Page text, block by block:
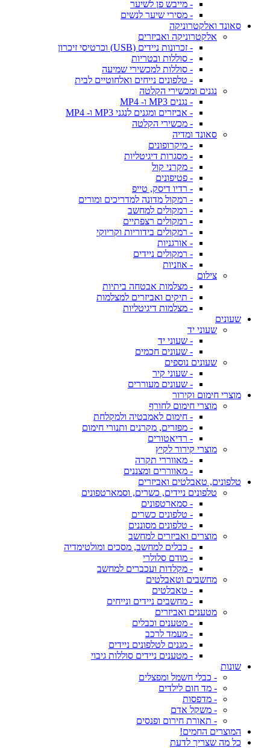
- מייבש פן לשיער
- מסירי שיער לנשים
סאונד ואלקטרוניקה
אלקטרוניקה ואביזרים
- זכרונות ניידים (USB) וכרטיסי זיכרון
- סוללות ובטריות
- סוללות למכשירי שמיעה
- טלפונים נייחים ואלחוטיים לבית
נגנים ומכשירי הקלטה
- נגנים MP3 ו- MP4
- אביזרים ומגנים לנגני MP3 ו- MP4
- מכשירי הקלטה
סאונד ומדיה
- מיקרופונים
- מסגרות דיגיטליות
- מקרני קול
- פטיפונים
- רדיו דיסק, טייפ
- רמקול מדונה למדריכים ומורים
- רמקולים למחשב
- רמקולים רצפתיים
- רמקולים בידוריות וקריוקי
- אורגניות
- רמקולים ניידים
- אוזניות
צילום
- מצלמות אבטחה ביתיות
- תיקים ואביזרים למצלמות
- מצלמות דיגיטליות
שעונים
שעוני יד
- שעוני יד
- שעונים חכמים
שעונים נוספים
- שעוני קיר
- שעונים מעוררים
מוצרי חימום וקירור
מוצרי חימום לחורף
- חימום לאמבטיה ולמקלחת
- מפזרים, מקרנים ותנורי חימום
- רדיאטורים
מוצרי קירור לקיץ
- מאווררי תקרה
- מאווררים ומצננים
טלפונים, טאבלטים ואביזרים
טלפונים ניידים, כשרים, וסמארטפונים
- סמארטפונים
- טלפונים כשרים
- טלפונים מסוננים
מוצרים ואביזרים למחשב
- כבלים למחשב, מסכים ומולטימדיה
- מודם סלולרי
- מקלדות ועכברים למחשב
מחשבים וטאבלטים
- טאבלטים
- מחשבים ניידים ונייחים
מטענים ואביזרים
- מטענים וכבלים
- מעמד לרכב
- מגנים לטלפונים ניידים
- מטענים ניידים סוללות גיבוי
שונות
- כבלי חשמל ומפצלים
- מד חום לילדים
- מדפסות
- משקל אדם
- תאורת חירום ופנסים
המוצרים החמים!
כל מה שצריך לדעת